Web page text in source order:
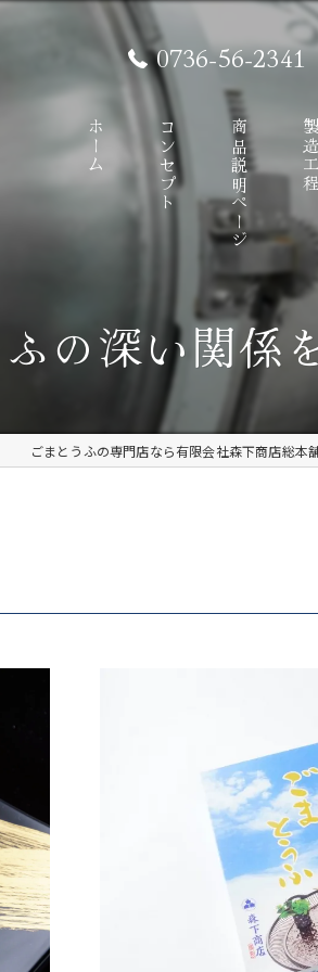
0736-56-2341
ホーム コンセプト 商品説明ページ 製
の深い関係
ごまとうふの専門店なら有限会社森下商店総本